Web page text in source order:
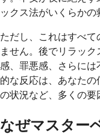
ックス法がいくらかの
ただし、これはすべて
ません。後でリラッ
感、罪悪感、さらに
的な反応は、あなた
の状況など、多くの要
なぜマスター